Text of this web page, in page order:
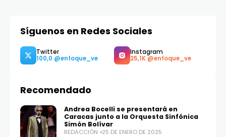
Síguenos en Redes Sociales
Recomendado
Andrea Bocelli se presentará en
Caracas junto a la Orquesta Sinfónica
Simón Bolívar
REDACCIÓN 25 DE ENERO DE 2025